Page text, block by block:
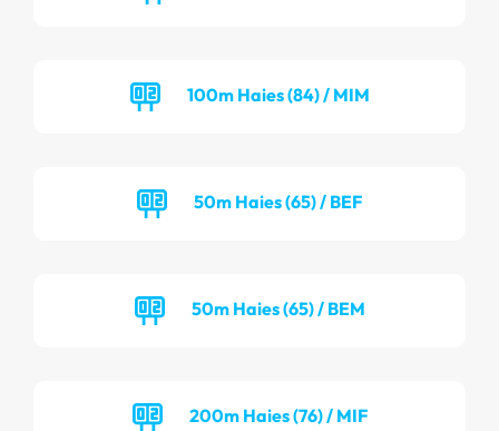
100m Haies (84) / MIM
50m Haies (65) / BEF
50m Haies (65) / BEM
200m Haies (76) / MIF